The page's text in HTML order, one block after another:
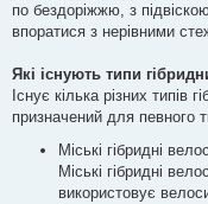
по бездоріжжю, з
впоратися з нерівними
Які існують типи
Існує кілька різних типів
призначений для певного
Міські гібридні
Міські гібридні
використовує